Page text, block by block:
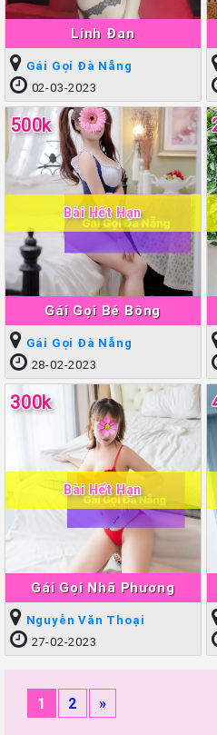
Linh Đan
Gái Gọi Đà Nẵng
02-03-2023
Gái Gọi Bé Bông
500k
Bài Hết Hạn
Gái Gọi Đà Nẵng
28-02-2023
Gái Gọi Nhã Phương
300k
Bài Hết Hạn
Nguyễn Văn Thoại
27-02-2023
1 2 »